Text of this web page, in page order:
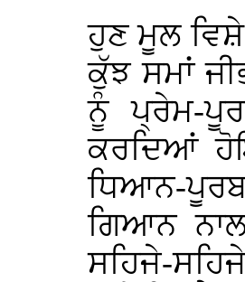
ਹੁਣ ਮੂਲ
ਕੁੱਝ ਸਮਾਂ
ਨੂੰ ਪ੍ਰੇਮ-
ਕਰਦਿਆਂ
ਧਿਆਨ-
ਗਿਆਨ ਨਾਲ
ਸਹਿਜੇ-